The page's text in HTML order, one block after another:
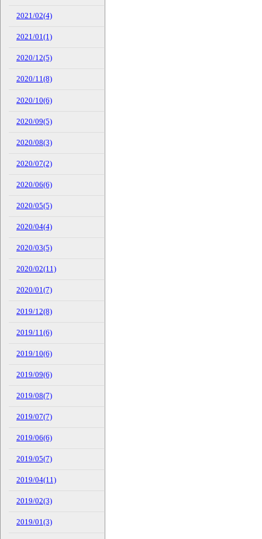
2021/02(4)
2021/01(1)
2020/12(5)
2020/11(8)
2020/10(6)
2020/09(5)
2020/08(3)
2020/07(2)
2020/06(6)
2020/05(5)
2020/04(4)
2020/03(5)
2020/02(11)
2020/01(7)
2019/12(8)
2019/11(6)
2019/10(6)
2019/09(6)
2019/08(7)
2019/07(7)
2019/06(6)
2019/05(7)
2019/04(11)
2019/02(3)
2019/01(3)